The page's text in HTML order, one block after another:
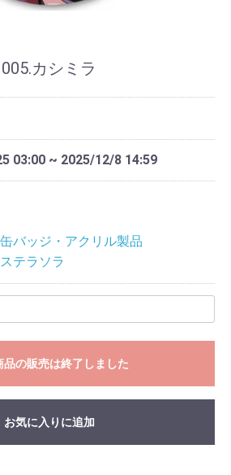
カシミラ
03:00 ~ 2025/12/8 14:59
缶バッジ・アクリル製品
ステラソラ
品の販売は終了しました
お気に入りに追加